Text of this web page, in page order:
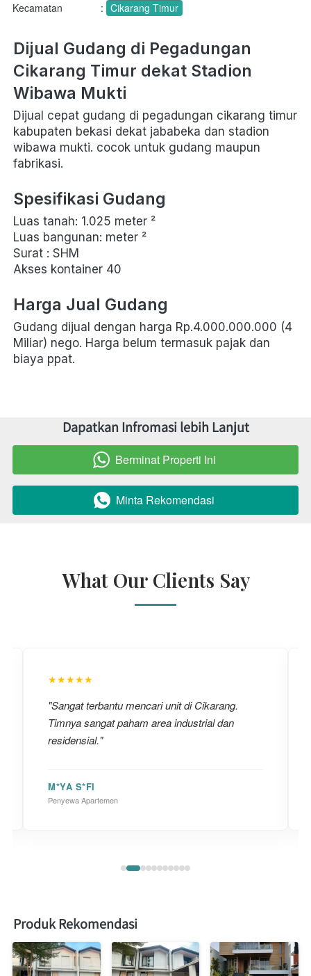
Kecamatan
: Cikarang Timur
Dijual Gudang di Pegadungan
Cikarang Timur dekat Stadion
Wibawa Mukti
Dijual cepat gudang di pegadungan cikarang timur
kabupaten bekasi dekat jababeka dan stadion
wibawa mukti. cocok untuk gudang maupun
fabrikasi.
Spesifikasi Gudang
Luas tanah: 1.025 meter ²
Luas bangunan: meter ²
Surat : SHM
Akses kontainer 40
Harga Jual Gudang
Gudang dijual dengan harga Rp.4.000.000.000 (4
Miliar) nego. Harga belum termasuk pajak dan
biaya ppat.
Dapatkan Infromasi lebih Lanjut
` Berminat Properti Ini
` Minta Rekomendasi
What Our Clients Say
★★★★★
"Sangat terbantu mencari unit di Cikarang.
Timnya sangat paham area industrial dan
residensial."
M*YA S*FI
Penyewa Apartemen
Produk Rekomendasi